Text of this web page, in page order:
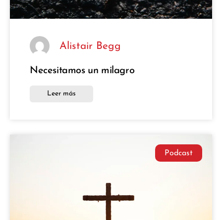
Alistair Begg
Necesitamos un milagro
Leer más
Podcast